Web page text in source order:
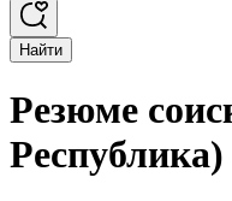
Найти
Резюме
Республика)